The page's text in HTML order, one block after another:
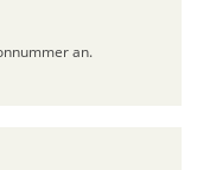
an.